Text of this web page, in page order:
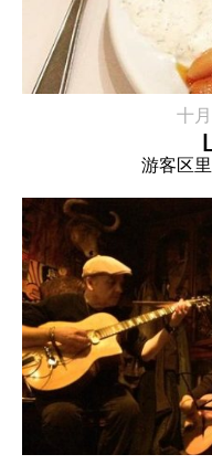
十
游客区